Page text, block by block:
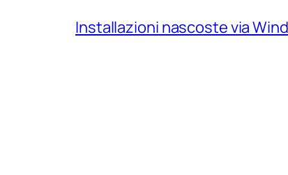
Installazioni nascoste via